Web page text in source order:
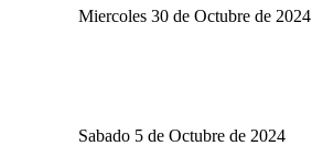
Miercoles 30 de Octubre de 2024
Sabado 5 de Octubre de 2024